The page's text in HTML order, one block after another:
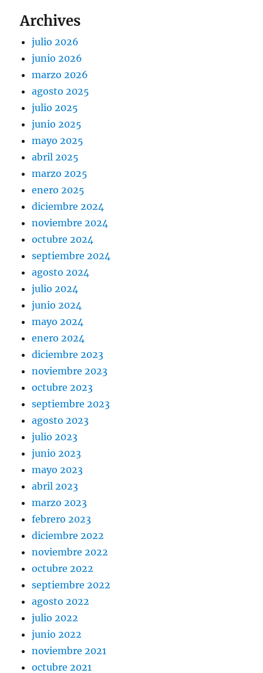
Archives
julio 2026
junio 2026
marzo 2026
agosto 2025
julio 2025
junio 2025
mayo 2025
abril 2025
marzo 2025
enero 2025
diciembre 2024
noviembre 2024
octubre 2024
septiembre 2024
agosto 2024
julio 2024
junio 2024
mayo 2024
enero 2024
diciembre 2023
noviembre 2023
octubre 2023
septiembre 2023
agosto 2023
julio 2023
junio 2023
mayo 2023
abril 2023
marzo 2023
febrero 2023
diciembre 2022
noviembre 2022
octubre 2022
septiembre 2022
agosto 2022
julio 2022
junio 2022
noviembre 2021
octubre 2021